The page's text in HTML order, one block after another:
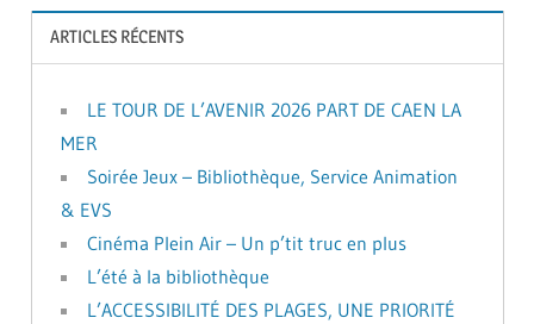
ARTICLES RÉCENTS
LE TOUR DE L’AVENIR 2026 PART DE CAEN LA
MER
Soirée Jeux – Bibliothèque, Service Animation
& EVS
Cinéma Plein Air – Un p’tit truc en plus
L’été à la bibliothèque
L’ACCESSIBILITÉ DES PLAGES, UNE PRIORITÉ